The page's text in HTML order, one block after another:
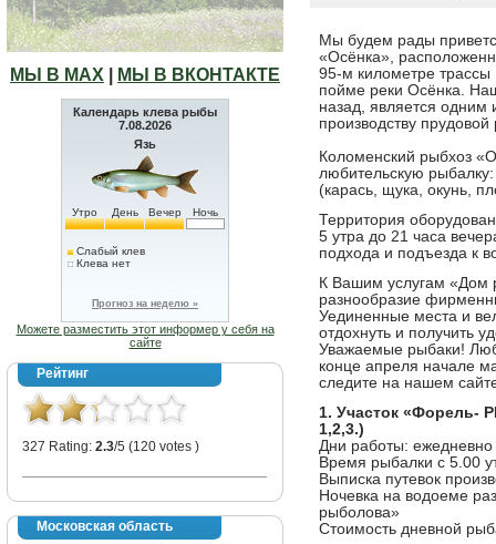
МЫ В МАХ МЫ В ВКОНТАКТЕ
Календарь клева рыбы
7.08.2026
Язь
Утро День Вечер Ночь
Слабый клев
Клева нет
Прогноз на неделю »
Можете разместить этот информер у себя на
сайте
Рейтинг
327 Rating: 2.3/5 (120 votes )
Московская область
Мы будем рады
«Осёнка»,
95-м километре
пойме реки Осёнка.
назад, является одним
производству
Коломенский рыбхоз
любительскую
(карась, щука, окунь,
Территория
5 утра до 21 часа
подхода и подъезда к
К Вашим услугам «Дом
разнообразие
Уединенные места и
отдохнуть и получить
Уважаемые рыбаки!
конце апреля начале
следите на нашем
1. Участок «Форель-
1,2,3.)
Дни работы: ежедневно
Время рыбалки с 5.00
Выписка путевок
Ночевка на водоеме
рыболова»
Стоимость дневной